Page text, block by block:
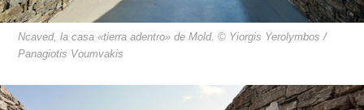
Ncaved, la casa «tierra adentro» de Mold. © Yiorgis Yerolymbos /
Panagiotis Voumvakis